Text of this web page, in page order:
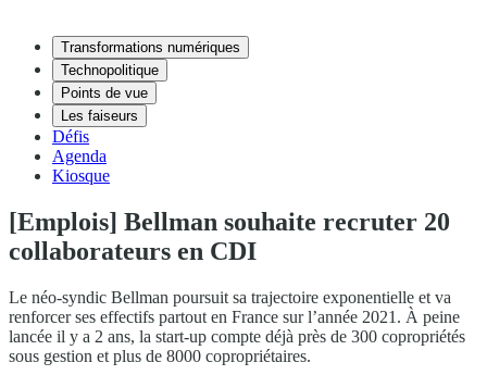
Transformations numériques
Technopolitique
Points de vue
Les faiseurs
Défis
Agenda
Kiosque
[Emplois] Bellman souhaite recruter 20
collaborateurs en CDI
Le néo-syndic ‍Bellman poursuit sa trajectoire exponentielle et va
renforcer ses effectifs partout en France sur l’année 2021. À peine
lancée il y a 2 ans, la start-up compte déjà près de 300 copropriétés
sous gestion et plus de 8000 copropriétaires.